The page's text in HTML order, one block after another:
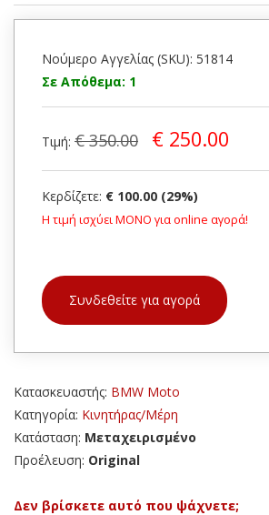
Νούμερο Αγγελίας (SKU): 51814
Σε Απόθεμα: 1
Τιμή: € 350.00 € 250.00
Κερδίζετε: € 100.00 (29%)
Η τιμή ισχύει ΜΟΝΟ για online αγορά!
Συνδεθείτε για αγορά
Κατασκευαστής: BMW Moto
Κατηγορία: Κινητήρας/Μέρη
Κατάσταση: Μεταχειρισμένο
Προέλευση: Original
Δεν βρίσκετε αυτό που ψάχνετε;